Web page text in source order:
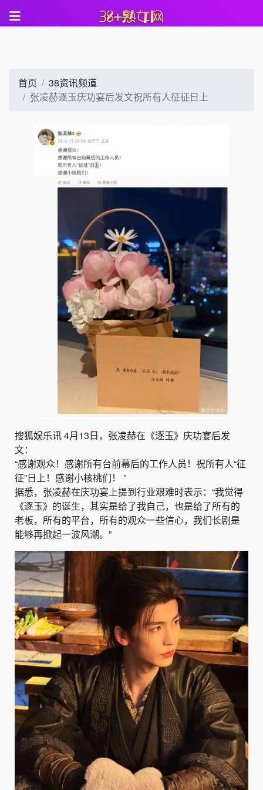
首页
38资讯频道
张凌赫逐玉庆功宴后发文祝所有人征征日上
搜狐娱乐讯4月13日， 张凌赫在《逐玉》 庆功宴后发
文：
“感谢观众！感谢所有台前幕后的工作人员！祝所有人“征
征”日上！感谢小核桃们！ ”
据悉，张凌赫在庆功宴上提到行业艰难时表示：“我觉得
《逐玉》的诞生，其实是给了我自己，也是给了所有的
老板，所有的平台，所有的观众一些信心，我们长剧是
能够再掀起一波风潮。”